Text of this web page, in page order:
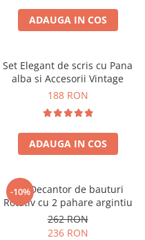
ADAUGA IN COS
Set Elegant de scris cu Pana
alba si Accesorii Vintage
188 RON
ADAUGA IN COS
-10%
Set Decantor de bauturi
Rotativ cu 2 pahare argintiu
262 RON
236 RON